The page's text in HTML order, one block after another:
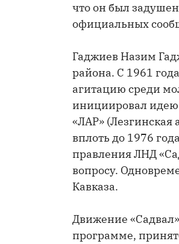
что он был
официальных
Гаджиев Назим
района. С 1961
агитацию среди
инициировал идею
«ЛАР» (Лезгинская
вплоть до 1976
правления ЛНД
вопросу.
Кавказа.
Движение
программе,